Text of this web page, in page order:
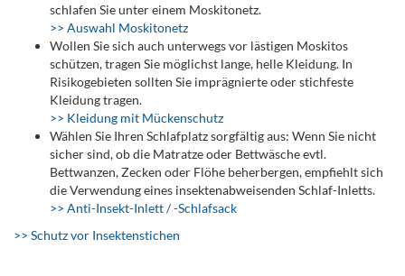
schlafen Sie unter einem Moskitonetz.
>> Auswahl Moskitonetz
Wollen Sie sich auch unterwegs vor lästigen Moskitos
schützen, tragen Sie möglichst lange, helle Kleidung. In
Risikogebieten sollten Sie imprägnierte oder stichfeste
Kleidung tragen.
>> Kleidung mit Mückenschutz
Wählen Sie Ihren Schlafplatz sorgfältig aus: Wenn Sie nicht
sicher sind, ob die Matratze oder Bettwäsche evtl.
Bettwanzen, Zecken oder Flöhe beherbergen, empfiehlt sich
die Verwendung eines insektenabweisenden Schlaf-Inletts.
>> Anti-Insekt-Inlett / -Schlafsack
>> Schutz vor Insektenstichen